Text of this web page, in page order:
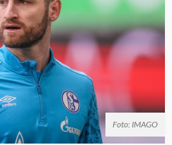
Foto: IMAGO